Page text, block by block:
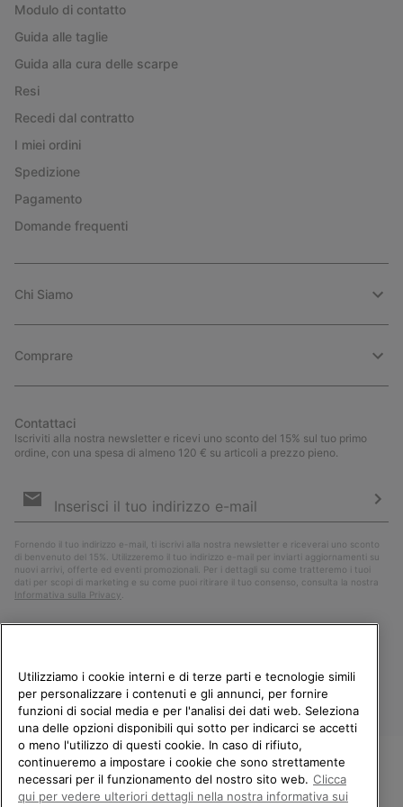
Modulo di contatto
Guida alle taglie
Guida alla cura delle scarpe
Resi
Recedi dal contratto
I miei ordini
Spedizione
Pagamento
Domande frequenti
Chi Siamo
Comprare
Contattaci
Iscriviti alla nostra newsletter e ricevi uno sconto del 15% sul tuo primo
ordine, con una spesa di almeno 120 € su articoli a prezzo pieno.
e-
Fornendo il tuo indirizzo e-mail, ti iscrivi alla nostra newsletter e riceverai uno sconto
di benvenuto del 15%. Utilizzeremo il tuo indirizzo e-mail per inviarti aggiornamenti su
nuovi arrivi, offerte ed eventi promozionali. Per i dettagli su come tratteremo i tuoi
dati per scopi di marketing e su come puoi ritirare il tuo consenso, consulta la nostra
Informativa sulla Privacy
Italia
©2026Columbia Sportswear Company. Avenue des Morgines, 12 1213
BENVENUTO/A IN SOREL.
Utilizziamo i cookie interni e di terze parti e tecnologie simili
per personalizzare i contenuti e gli annunci, per fornire
funzioni di social media e per l'analisi dei dati web. Seleziona
una delle opzioni disponibili qui sotto per indicarci se accetti
o meno l'utilizzo di questi cookie. In caso di rifiuto,
continueremo a impostare i cookie che sono strettamente
necessari per il funzionamento del nostro sito web. Clicca
qui per vedere ulteriori dettagli nella nostra informativa sui